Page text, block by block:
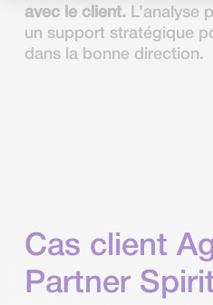
avec le client. L’analyse
un support stratégique
dans la bonne direction.
Cas client
Partner